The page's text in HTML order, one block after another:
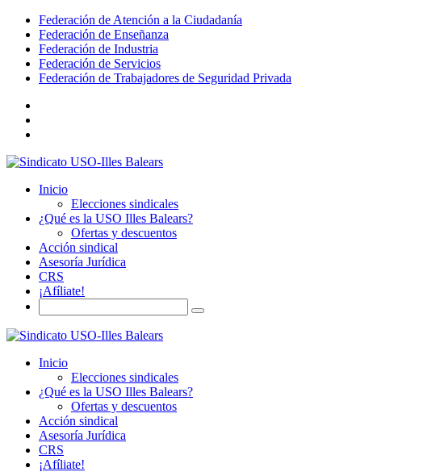
Federación de Atención a la Ciudadanía
Federación de Enseñanza
Federación de Industria
Federación de Servicios
Federación de Trabajadores de Seguridad Privada
Inicio
Elecciones sindicales
¿Qué es la USO Illes Balears?
Ofertas y descuentos
Acción sindical
Asesoría Jurídica
CRS
¡Afíliate!
Inicio
Elecciones sindicales
¿Qué es la USO Illes Balears?
Ofertas y descuentos
Acción sindical
Asesoría Jurídica
CRS
¡Afíliate!